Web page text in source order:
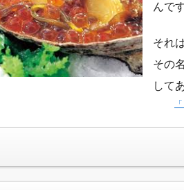
んです
それ
その
して